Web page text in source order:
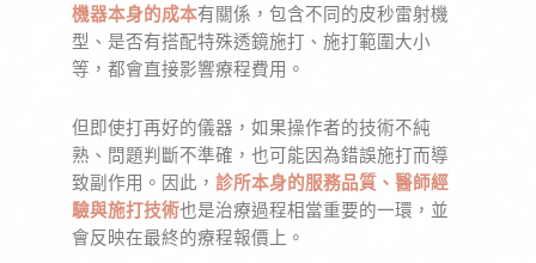
機器本身的成本有關係，包含不同的皮秒雷射機
型、是否有搭配特殊透鏡施打、施打範圍大小
等，都會直接影響療程費用。
但即使打再好的儀器，如果操作者的技術不純
熟、問題判斷不準確，也可能因為錯誤施打而導
致副作用。因此， 診所本身的服務品質、醫師經
驗與施打技術也是治療過程相當重要的一環，並
會反映在最終的療程報價上。